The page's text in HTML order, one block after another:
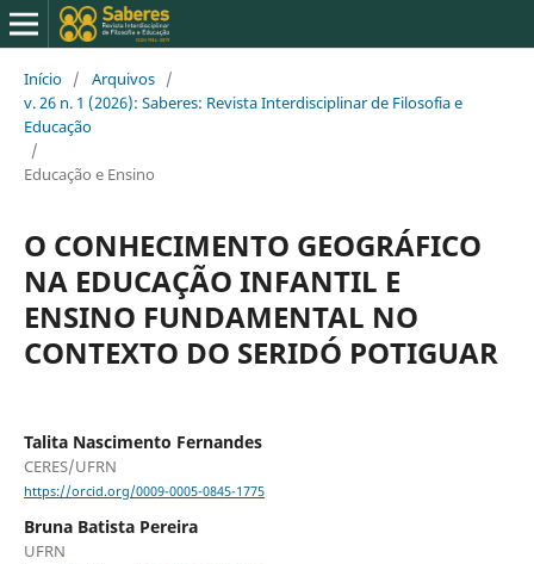
Início / Arquivos /
v. 26 n. 1 (2026): Saberes: Revista Interdisciplinar de Filosofia e
Educação
/
Educação e Ensino
O CONHECIMENTO GEOGRÁFICO
NA EDUCAÇÃO INFANTIL E
ENSINO FUNDAMENTAL NO
CONTEXTO DO SERIDÓ POTIGUAR
Talita Nascimento Fernandes
CERES/UFRN
https://orcid.org/0009-0005-0845-1775
Bruna Batista Pereira
UFRN